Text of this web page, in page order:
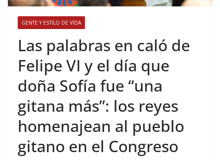
GENTE Y ESTILO DE VIDA
​Las palabras en caló de
Felipe VI y el día que
doña Sofía fue “una
gitana más”: los reyes
homenajean al pueblo
gitano en el Congreso